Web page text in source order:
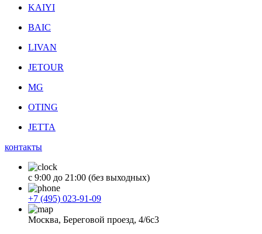
KAIYI
BAIC
LIVAN
JETOUR
MG
OTING
JETTA
контакты
с 9:00 до 21:00 (без выходных)
+7 (495) 023-91-09
Москва, Береговой проезд, 4/6с3